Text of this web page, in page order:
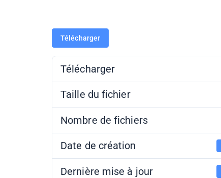
Télécharger
Télécharger
Taille du fichier
Nombre de fichiers
Date de création
Dernière mise à jour